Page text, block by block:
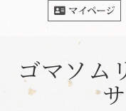
ゴマソム